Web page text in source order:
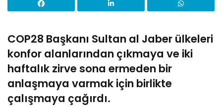
COP28 Başkanı Sultan al Jaber ülkeleri
konfor alanlarından çıkmaya ve iki
haftalık zirve sona ermeden bir
anlaşmaya varmak için birlikte
çalışmaya çağırdı.